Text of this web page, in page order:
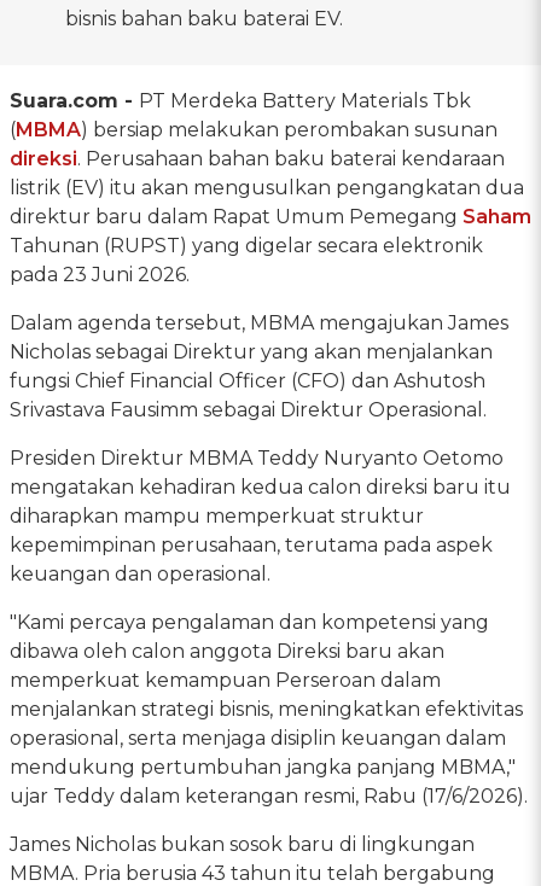
bisnis bahan baku baterai EV.
Suara.com - PT Merdeka Battery Materials Tbk
(MBMA) bersiap melakukan perombakan susunan
direksi. Perusahaan bahan baku baterai kendaraan
listrik (EV) itu akan mengusulkan pengangkatan dua
direktur baru dalam Rapat Umum Pemegang Saham
Tahunan (RUPST) yang digelar secara elektronik
pada 23 Juni 2026.
Dalam agenda tersebut, MBMA mengajukan James
Nicholas sebagai Direktur yang akan menjalankan
fungsi Chief Financial Officer (CFO) dan Ashutosh
Srivastava Fausimm sebagai Direktur Operasional.
Presiden Direktur MBMA Teddy Nuryanto Oetomo
mengatakan kehadiran kedua calon direksi baru itu
diharapkan mampu memperkuat struktur
kepemimpinan perusahaan, terutama pada aspek
keuangan dan operasional.
"Kami percaya pengalaman dan kompetensi yang
dibawa oleh calon anggota Direksi baru akan
memperkuat kemampuan Perseroan dalam
menjalankan strategi bisnis, meningkatkan efektivitas
operasional, serta menjaga disiplin keuangan dalam
mendukung pertumbuhan jangka panjang MBMA,"
ujar Teddy dalam keterangan resmi, Rabu (17/6/2026).
James Nicholas bukan sosok baru di lingkungan
MBMA. Pria berusia 43 tahun itu telah bergabung